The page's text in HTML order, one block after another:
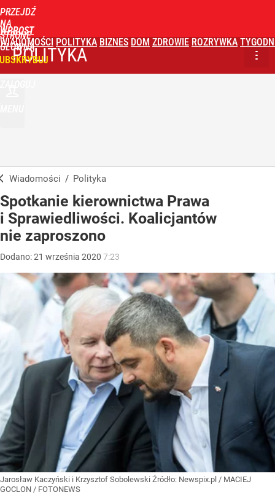
PRZEJDŹ
NA
STRONĘ
GŁÓWNĄ
WPROST
WIADOMOŚCI POLITYKA BIZNES DOM ZDROWIE ROZRYWKA
POLITYKA
Wiadomości / Polityka
Spotkanie kierownictwa Prawa
i Sprawiedliwości. Koalicjantów
nie zaproszono
Dodano:21 września 2020 7:23
Jarosław Kaczyński i Krzysztof Sobolewski Źródło: Newspix.pl / MACIEJ
GOCLON / FOTONEWS